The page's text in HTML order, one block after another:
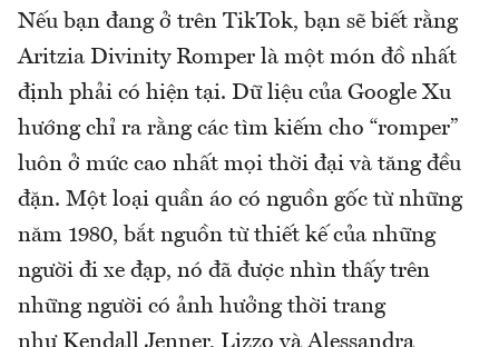
Nếu bạn đang ở trên TikTok, bạn sẽ biết rằng
Aritzia Divinity Romper là một món đồ nhất
định phải có hiện tại. Dữ liệu của Google Xu
hướng chỉ ra rằng các tìm kiếm cho “romper”
luôn ở mức cao nhất mọi thời đại và tăng đều
đặn. Một loại quần áo có nguồn gốc từ những
năm 1980, bắt nguồn từ thiết kế của những
người đi xe đạp, nó đã được nhìn thấy trên
những người có ảnh hưởng thời trang
như Kendall Jenner, Lizzo và Alessandra